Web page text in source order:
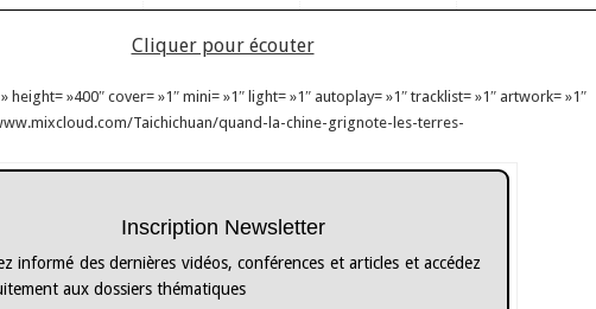
Cliquer pour écouter
»400″ cover= »1″ mini= »1″ light= »1″ autoplay= »1″ tracklist= »1″ artwork= »1″
Taichichuan/quand-la-chine-grignote-les-terres-
Inscription Newsletter
informé des dernières vidéos, conférences et articles et accédez
aux dossiers thématiques